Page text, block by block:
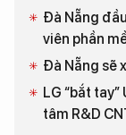
Đà Nẵng
viên phần
Đà Nẵng sẽ
LG “bắt
tâm R&D